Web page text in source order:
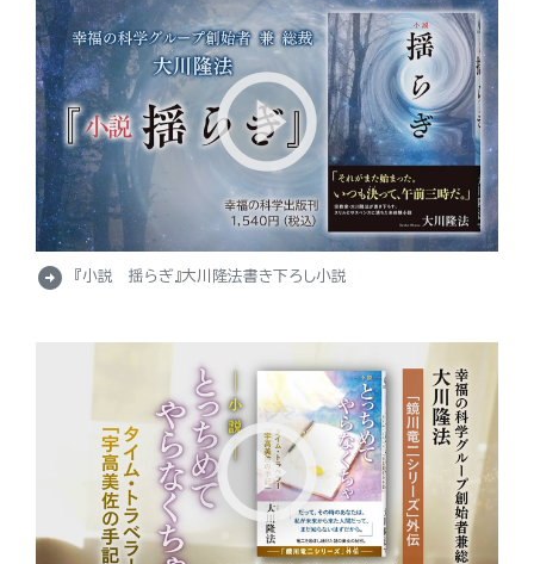
arrow_circle_right 『小説 揺らぎ』大川隆法書き下ろし小説